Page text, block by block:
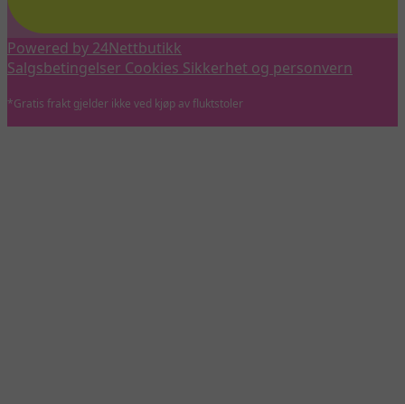
Powered by 24Nettbutikk
Salgsbetingelser Cookies Sikkerhet og personvern
*Gratis frakt gjelder ikke ved kjøp av fluktstoler